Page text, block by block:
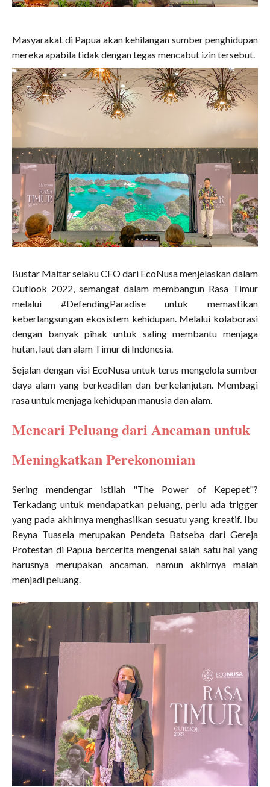
Masyarakat di Papua akan kehilangan sumber penghidupan
mereka apabila tidak dengan tegas mencabut izin tersebut.
Bustar Maitar selaku CEO dari EcoNusa menjelaskan dalam
Outlook 2022, semangat dalam membangun Rasa Timur
melalui #DefendingParadise untuk memastikan
keberlangsungan ekosistem kehidupan. Melalui kolaborasi
dengan banyak pihak untuk saling membantu menjaga
hutan, laut dan alam Timur di Indonesia.
Sejalan dengan visi EcoNusa untuk terus mengelola sumber
daya alam yang berkeadilan dan berkelanjutan. Membagi
rasa untuk menjaga kehidupan manusia dan alam.
Mencari Peluang dari Ancaman untuk
Meningkatkan Perekonomian
Sering mendengar istilah "The Power of Kepepet"?
Terkadang untuk mendapatkan peluang, perlu ada trigger
yang pada akhirnya menghasilkan sesuatu yang kreatif. Ibu
Reyna Tuasela merupakan Pendeta Batseba dari Gereja
Protestan di Papua bercerita mengenai salah satu hal yang
harusnya merupakan ancaman, namun akhirnya malah
menjadi peluang.